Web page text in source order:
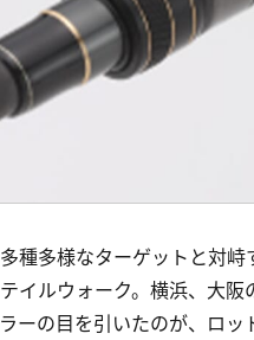
種多様なターゲットと対
イルウォーク。横浜、大
ーの目を引いたのが、ロ